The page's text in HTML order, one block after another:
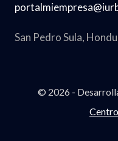
San Pedro Sula,
© 2026 -